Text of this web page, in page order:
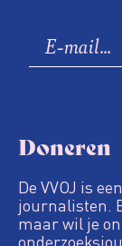
Doneren
De VVOJ is
journalisten.
maar wil je